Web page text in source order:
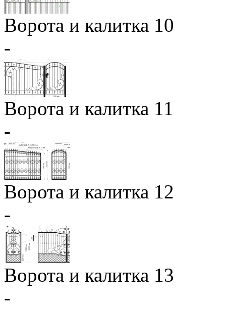
Ворота и калитка 10
-
Ворота и калитка 11
-
Ворота и калитка 12
-
Ворота и калитка 13
-